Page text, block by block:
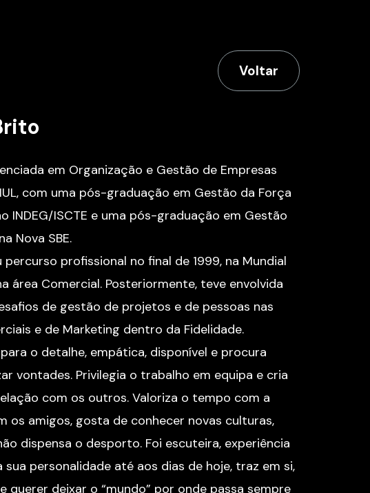
Voltar
em Organização e Gestão de Empresas
com uma pós-graduação em Gestão da Força
INDEG/ISCTE e uma pós-graduação em Gestão
Nova SBE.
percurso profissional no final de 1999, na Mundial
área Comercial. Posteriormente, teve envolvida
de gestão de projetos e de pessoas nas
e de Marketing dentro da Fidelidade.
o detalhe, empática, disponível e procura
vontades. Privilegia o trabalho em equipa e cria
com os outros. Valoriza o tempo com a
os amigos, gosta de conhecer novas culturas,
dispensa o desporto. Foi escuteira, experiência
sua personalidade até aos dias de hoje, traz em si,
querer deixar o “mundo” por onde passa sempre